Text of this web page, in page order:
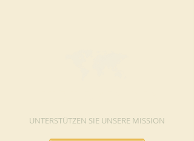
UNTERSTÜTZEN SIE UNSERE MISSION